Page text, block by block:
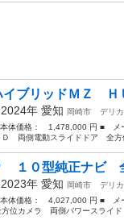
イブリッドＭＺ
年 愛知 岡崎市
デリカ
体価格： 1,478,000 円 ■
両側電動スライドドア 全方
１０型純正ナビ
年 愛知 岡崎市
デリカ
体価格： 4,027,000 円 ■
位カメラ 両側パワースライ